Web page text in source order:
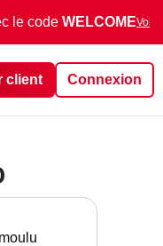
le code WELCOMEVoir
client Connexion